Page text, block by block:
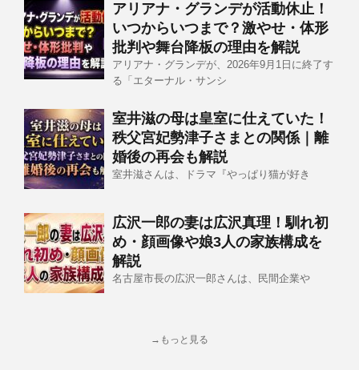
アリアナ・グランデが活動休止！
いつからいつまで？激やせ・体形
批判や舞台降板の理由を解説
アリアナ・グランデが、2026年9月1日に終了す
る「エターナル・サンシ
室井滋の母は皇室に仕えていた！
秩父宮妃勢津子さまとの関係｜離
婚後の再会も解説
室井滋さんは、ドラマ『やっぱり猫が好き
広沢一郎の妻は広沢真理！馴れ初
め・顔画像や娘3人の家族構成を
解説
名古屋市長の広沢一郎さんは、民間企業や
→もっと見る